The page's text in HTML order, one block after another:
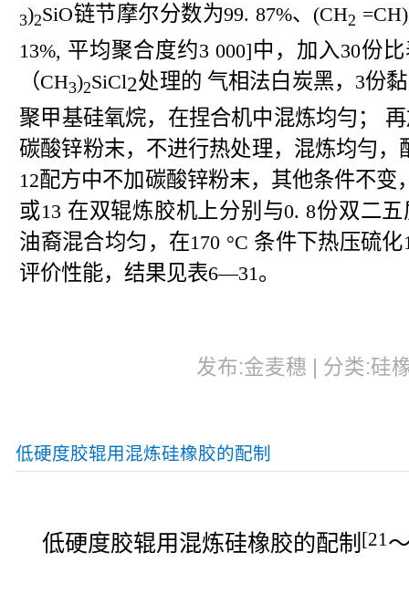
3)2SiO链节摩尔分数为99. 87%、 (CH2
13%, 平均聚合度约3000]中，加入30份
（CH3)2SiCl2处理的气相法白炭黑， 3份
聚甲基硅氧烷，在捏合机中混炼均勻；
碳酸锌粉末，不进行热处理，混炼均勻，
12配方中不加碳酸锌粉末，其他条件不变
或13 在双辊炼胶机上分别与0.8份双二
油裔混合均匀，在170 °C 条件下热压硫化
评价性能，结果见表6—31。
发布:金麦穗 | 分类:硅
低硬度胶辊用混炼硅橡胶的配制
低硬度胶辊用混炼硅橡胶的配制 [21